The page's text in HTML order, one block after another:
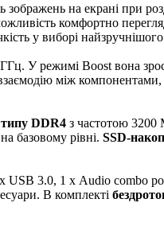
на екрані при
комфортно
у виборі
У режимі Boost вона
між
DDR4 з частотою 3200
базовому рівні. SSD-
USB 3.0, 1 х Audio combo
В комплекті